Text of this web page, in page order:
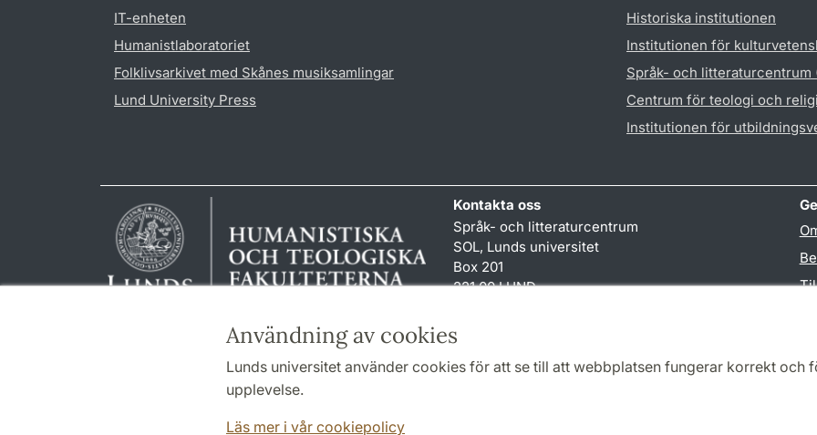
Användning av cookies
Lunds universitet använder cookies för att se till att webbplatsen fungerar korrekt och
upplevelse.
Läs mer i vår cookiepolicy
IT-enheten
Humanistlaboratoriet
Folklivsarkivet med Skånes musiksamlingar
Lund University Press
Historiska institutionen
Institutionen för
Språk- och litteraturcentrum
Centrum för teologi och
Institutionen för
Kontakta oss
Språk- och litteraturcentrum
SOL, Lunds universitet
Box 201
221 00 LUND
reception